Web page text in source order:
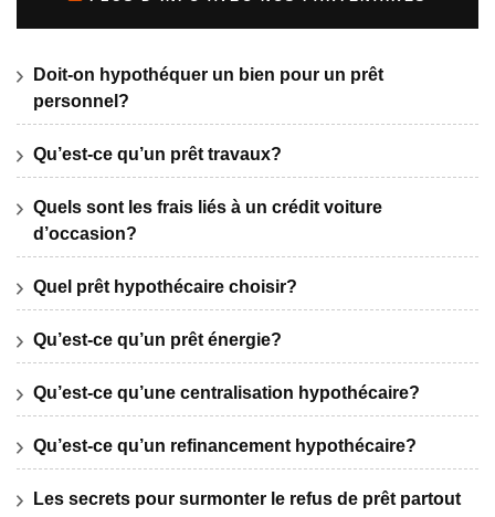
Doit-on hypothéquer un bien pour un prêt
personnel?
Qu’est-ce qu’un prêt travaux?
Quels sont les frais liés à un crédit voiture
d’occasion?
Quel prêt hypothécaire choisir?
Qu’est-ce qu’un prêt énergie?
Qu’est-ce qu’une centralisation hypothécaire?
Qu’est-ce qu’un refinancement hypothécaire?
Les secrets pour surmonter le refus de prêt partout